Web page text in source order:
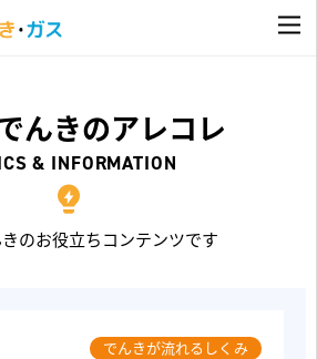
んきのアレコレ
& INFORMATION
のお役立ちコンテンツです
でんきが流れるしくみ